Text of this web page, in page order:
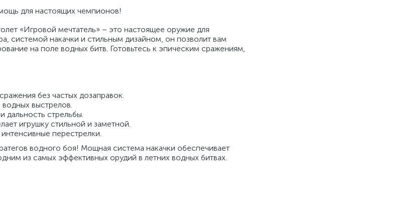
для настоящих чемпионов!
«Игровой мечтатель» – это настоящее оружие для
системой накачки и стильным дизайном, он позволит вам
на поле водных битв. Готовьтесь к эпическим сражениям,
без частых дозаправок.
выстрелов.
дальность стрельбы.
игрушку стильной и заметной.
перестрелки.
водного боя! Мощная система накачки обеспечивает
из самых эффективных орудий в летних водных битвах.